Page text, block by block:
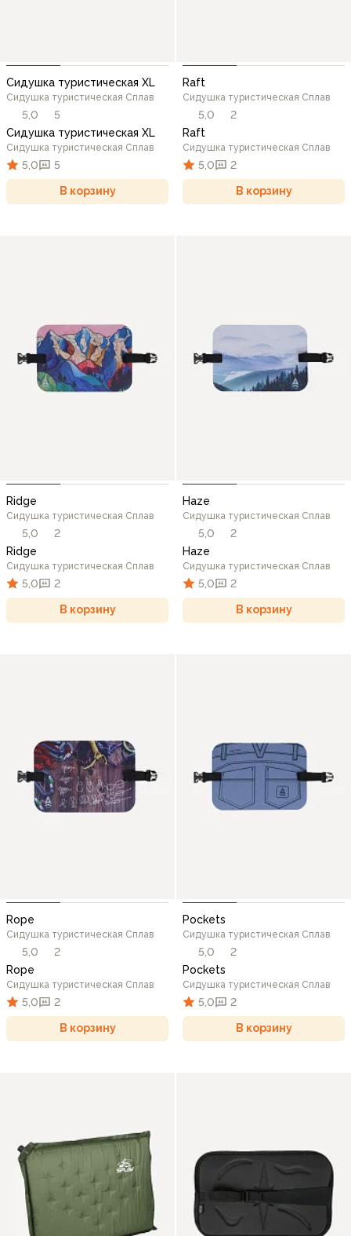
Сидушка туристическая XL
Сидушка туристическая Сплав
5,0
5
Сидушка туристическая XL
Сидушка туристическая Сплав
5,0 5
В корзину
Raft
Сидушка туристическая Сплав
5,0
2
Raft
Сидушка туристическая Сплав
5,0 2
В корзину
Ridge
Сидушка туристическая Сплав
5,0
2
Ridge
Сидушка туристическая Сплав
5,0 2
В корзину
Haze
Сидушка туристическая Сплав
5,0
2
Haze
Сидушка туристическая Сплав
5,0 2
В корзину
Rope
Сидушка туристическая Сплав
5,0
2
Rope
Сидушка туристическая Сплав
5,0 2
В корзину
Pockets
Сидушка туристическая Сплав
5,0
2
Pockets
Сидушка туристическая Сплав
5,0 2
В корзину